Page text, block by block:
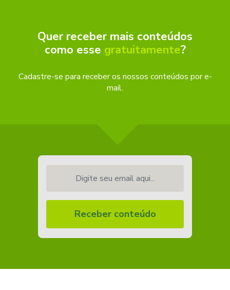
Quer receber mais conteúdos
como esse gratuitamente?
Cadastre-se para receber os nossos conteúdos por e-
mail.
Receber conteúdo